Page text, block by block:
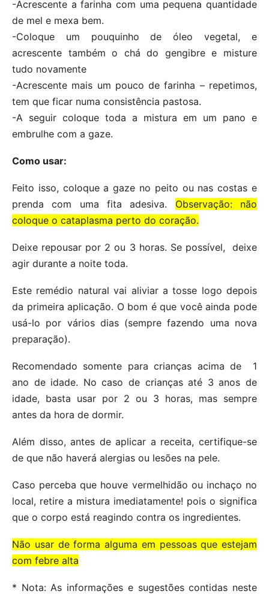
-Acrescente a farinha com uma pequena quantidade
de mel e mexa bem.
-Coloque um pouquinho de óleo vegetal, e
acrescente também o chá do gengibre e misture
tudo novamente
-Acrescente mais um pouco de farinha – repetimos,
tem que ficar numa consistência pastosa.
-A seguir coloque toda a mistura em um pano e
embrulhe com a gaze.
Como usar:
Feito isso, coloque a gaze no peito ou nas costas e
prenda com uma fita adesiva. Observação: não
coloque o cataplasma perto do coração.
Deixe repousar por 2 ou 3 horas. Se possível, deixe
agir durante a noite toda.
Este remédio natural vai aliviar a tosse logo depois
da primeira aplicação. O bom é que você ainda pode
usá-lo por vários dias (sempre fazendo uma nova
preparação).
Recomendado somente para crianças acima de 1
ano de idade. No caso de crianças até 3 anos de
idade, basta usar por 2 ou 3 horas, mas sempre
antes da hora de dormir.
Além disso, antes de aplicar a receita, certifique-se
de que não haverá alergias ou lesões na pele.
Caso perceba que houve vermelhidão ou inchaço no
local, retire a mistura imediatamente! pois o significa
que o corpo está reagindo contra os ingredientes.
Não usar de forma alguma em pessoas que estejam
com febre alta
* Nota: As informações e sugestões contidas neste